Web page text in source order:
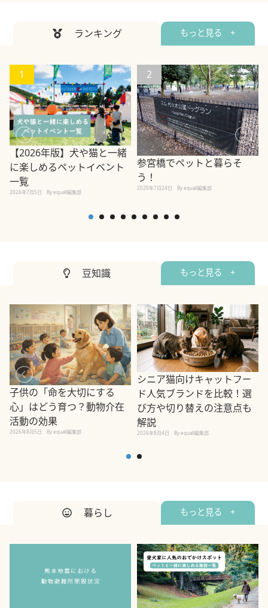
ランキング もっと見る +
1
【2026年版】犬や猫と一緒
に楽しめるペットイベント
一覧
2026年7月5日 By equall編集部
2
参宮橋でペットと暮らそ
う！
2020年7月24日 By equall編集部
豆知識 もっと見る +
子供の「命を大切にする
心」はどう育つ？動物介在
活動の効果
2026年8月5日 By equall編集部
シニア猫向けキャットフー
ド人気ブランドを比較！選
び方や切り替えの注意点も
解説
2026年8月4日 By equall編集部
暮らし もっと見る +